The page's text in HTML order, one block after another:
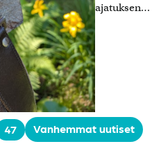
ajatuksen…
47 Vanhemmat uutiset